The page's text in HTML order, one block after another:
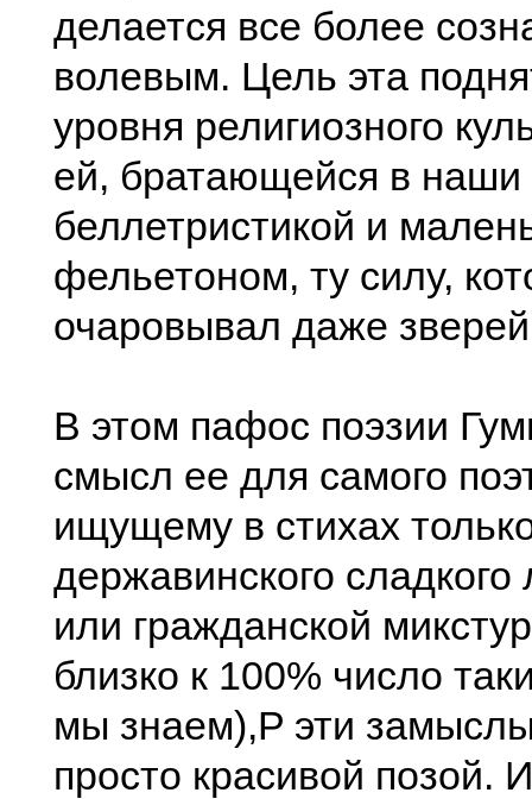
делается все более
волевым. Цель эта
уровня религиозного
ей, братающейся в наши
беллетристикой и
фельетоном, ту силу,
очаровывал даже
В этом пафос поэзии
смысл ее для самого
ищущему в стихах
державинского
или гражданской
близко к 100% число
мы знаем),P эти
просто красивой позой.